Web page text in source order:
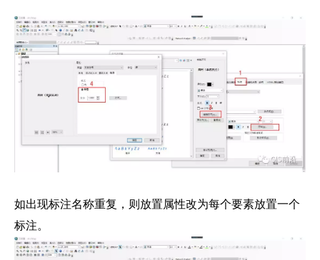
如出现标注名称重复，则放置属性改为每个要素放置一个
标注。